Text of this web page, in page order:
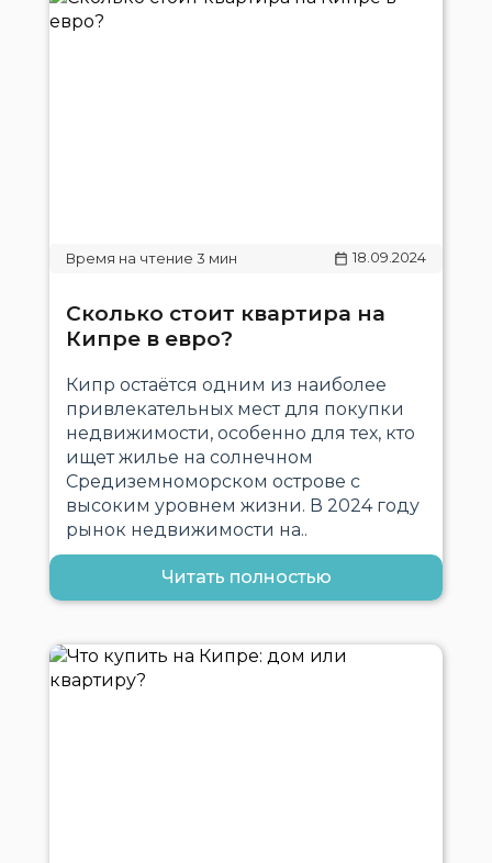
18.09.2024
Сколько стоит квартира на
Кипре в евро?
Кипр остаётся одним из наиболее
привлекательных мест для покупки
недвижимости, особенно для тех, кто
ищет жилье на солнечном
Средиземноморском острове с
высоким уровнем жизни. В 2024 году
рынок недвижимости на..
Читать полностью